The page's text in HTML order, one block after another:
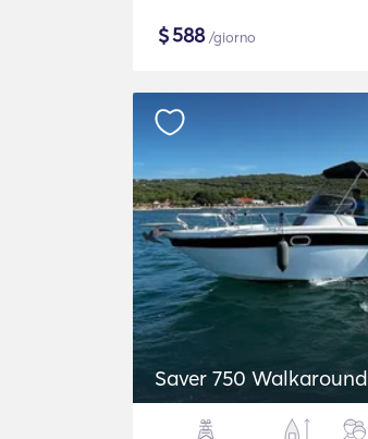
$588/giorno
Saver 750 Walkaround